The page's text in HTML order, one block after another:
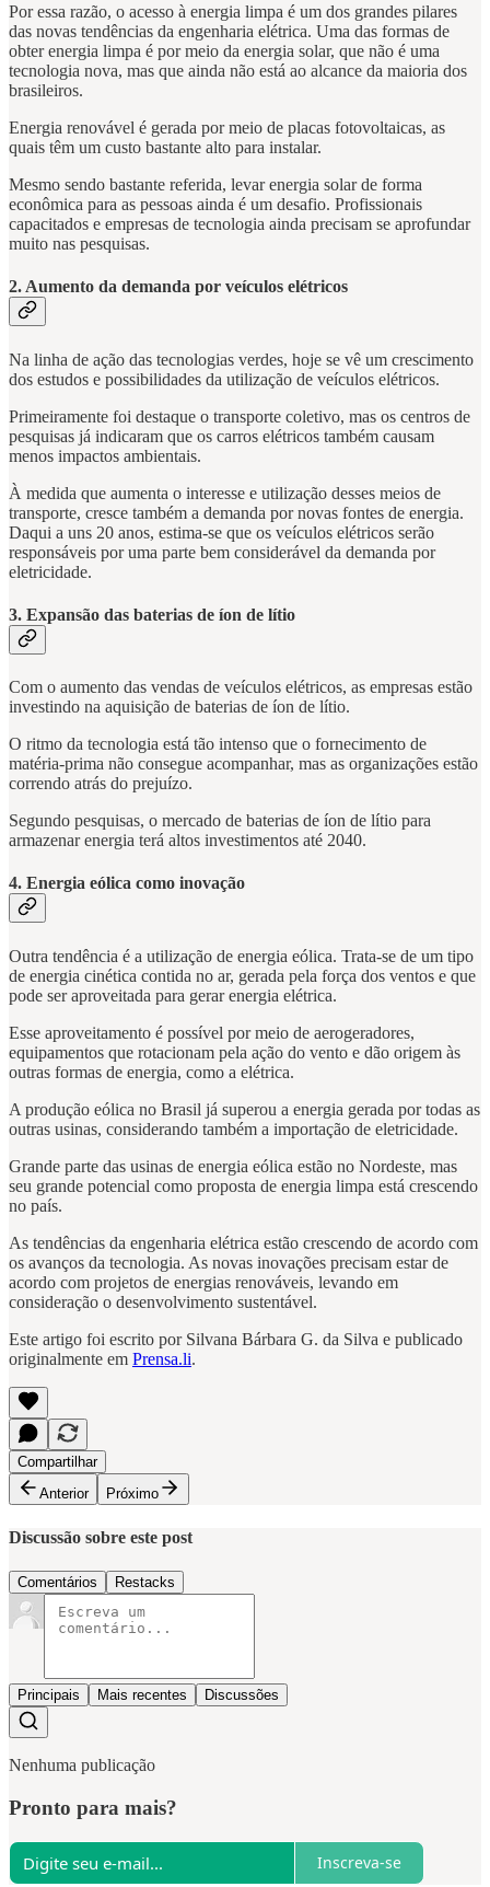
Por essa razão, o acesso à energia limpa é um dos grandes pilares
das novas tendências da engenharia elétrica. Uma das formas de
obter energia limpa é por meio da energia solar, que não é uma
tecnologia nova, mas que ainda não está ao alcance da maioria dos
brasileiros.
Energia renovável é gerada por meio de placas fotovoltaicas, as
quais têm um custo bastante alto para instalar.
Mesmo sendo bastante referida, levar energia solar de forma
econômica para as pessoas ainda é um desafio. Profissionais
capacitados e empresas de tecnologia ainda precisam se aprofundar
muito nas pesquisas.
2. Aumento da demanda por veículos elétricos
Na linha de ação das tecnologias verdes, hoje se vê um crescimento
dos estudos e possibilidades da utilização de veículos elétricos.
Primeiramente foi destaque o transporte coletivo, mas os centros de
pesquisas já indicaram que os carros elétricos também causam
menos impactos ambientais.
À medida que aumenta o interesse e utilização desses meios de
transporte, cresce também a demanda por novas fontes de energia.
Daqui a uns 20 anos, estima-se que os veículos elétricos serão
responsáveis por uma parte bem considerável da demanda por
eletricidade.
3. Expansão das baterias de íon de lítio
Com o aumento das vendas de veículos elétricos, as empresas estão
investindo na aquisição de baterias de íon de lítio.
O ritmo da tecnologia está tão intenso que o fornecimento de
matéria-prima não consegue acompanhar, mas as organizações estão
correndo atrás do prejuízo.
Segundo pesquisas, o mercado de baterias de íon de lítio para
armazenar energia terá altos investimentos até 2040.
4. Energia eólica como inovação
Outra tendência é a utilização de energia eólica. Trata-se de um tipo
de energia cinética contida no ar, gerada pela força dos ventos e que
pode ser aproveitada para gerar energia elétrica.
Esse aproveitamento é possível por meio de aerogeradores,
equipamentos que rotacionam pela ação do vento e dão origem às
outras formas de energia, como a elétrica.
A produção eólica no Brasil já superou a energia gerada por todas as
outras usinas, considerando também a importação de eletricidade.
Grande parte das usinas de energia eólica estão no Nordeste, mas
seu grande potencial como proposta de energia limpa está crescendo
no país.
As tendências da engenharia elétrica estão crescendo de acordo com
os avanços da tecnologia. As novas inovações precisam estar de
acordo com projetos de energias renováveis, levando em
consideração o desenvolvimento sustentável.
Este artigo foi escrito por Silvana Bárbara G. da Silva e publicado
originalmente em Prensa.li.
Compartilhar
Anterior
Próximo
Discussão sobre este post
Comentários Restacks
Principais Mais recentes Discussões
Nenhuma publicação
Pronto para mais?
Inscreva-se